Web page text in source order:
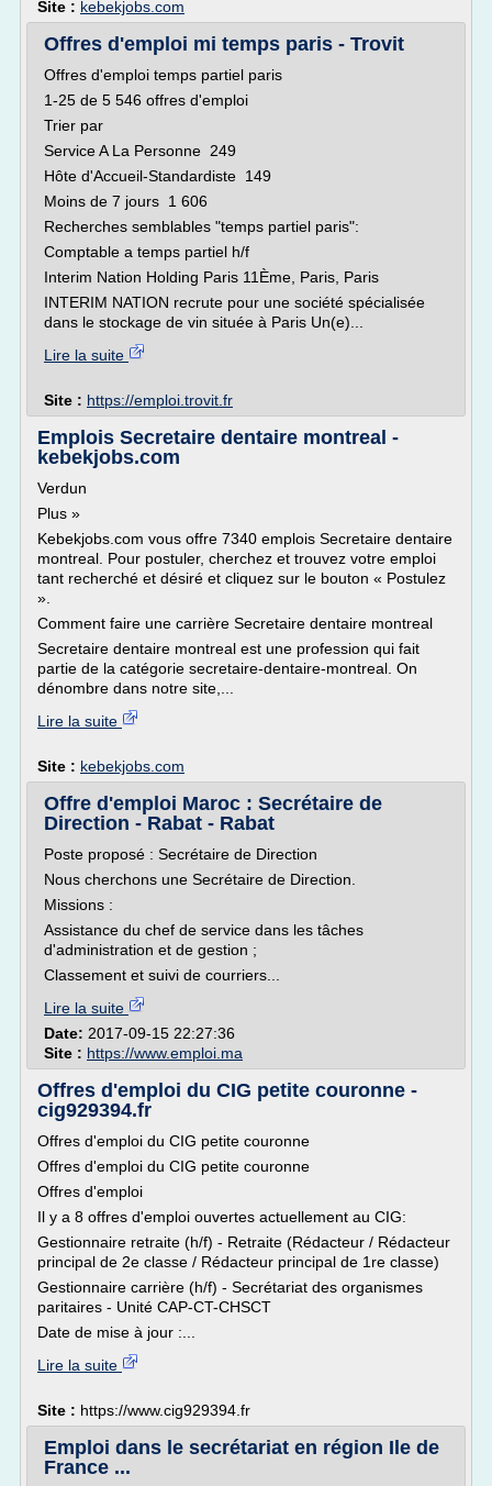
Site : kebekjobs.com
Offres d'emploi mi temps paris - Trovit
Offres d'emploi temps partiel paris
1-25 de 5 546 offres d'emploi
Trier par
Service A La Personne 249
Hôte d'Accueil-Standardiste 149
Moins de 7 jours 1 606
Recherches semblables "temps partiel paris":
Comptable a temps partiel h/f
Interim Nation Holding Paris 11Ème, Paris, Paris
INTERIM NATION recrute pour une société spécialisée
dans le stockage de vin située à Paris Un(e)...
Lire la suite
Site : https://emploi.trovit.fr
Emplois Secretaire dentaire montreal -
kebekjobs.com
Verdun
Plus »
Kebekjobs.com vous offre 7340 emplois Secretaire dentaire
montreal. Pour postuler, cherchez et trouvez votre emploi
tant recherché et désiré et cliquez sur le bouton « Postulez
».
Comment faire une carrière Secretaire dentaire montreal
Secretaire dentaire montreal est une profession qui fait
partie de la catégorie secretaire-dentaire-montreal. On
dénombre dans notre site,...
Lire la suite
Site : kebekjobs.com
Offre d'emploi Maroc : Secrétaire de
Direction - Rabat - Rabat
Poste proposé : Secrétaire de Direction
Nous cherchons une Secrétaire de Direction.
Missions :
Assistance du chef de service dans les tâches
d'administration et de gestion ;
Classement et suivi de courriers...
Lire la suite
Date: 2017-09-15 22:27:36
Site : https://www.emploi.ma
Offres d'emploi du CIG petite couronne -
cig929394.fr
Offres d'emploi du CIG petite couronne
Offres d'emploi du CIG petite couronne
Offres d'emploi
Il y a 8 offres d'emploi ouvertes actuellement au CIG:
Gestionnaire retraite (h/f) - Retraite (Rédacteur / Rédacteur
principal de 2e classe / Rédacteur principal de 1re classe)
Gestionnaire carrière (h/f) - Secrétariat des organismes
paritaires - Unité CAP-CT-CHSCT
Date de mise à jour :...
Lire la suite
Site : https://www.cig929394.fr
Emploi dans le secrétariat en région Ile de
France ...